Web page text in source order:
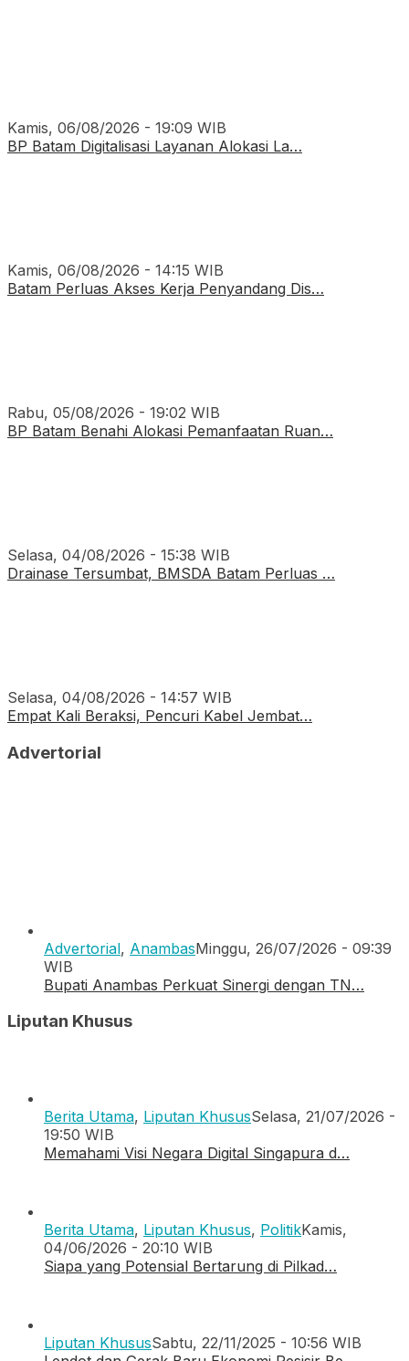
Kamis, 06/08/2026 - 19:09 WIB
BP Batam Digitalisasi Layanan Alokasi La…
Kamis, 06/08/2026 - 14:15 WIB
Batam Perluas Akses Kerja Penyandang Dis…
Rabu, 05/08/2026 - 19:02 WIB
BP Batam Benahi Alokasi Pemanfaatan Ruan…
Selasa, 04/08/2026 - 15:38 WIB
Drainase Tersumbat, BMSDA Batam Perluas …
Selasa, 04/08/2026 - 14:57 WIB
Empat Kali Beraksi, Pencuri Kabel Jembat…
Advertorial
Advertorial, AnambasMinggu, 26/07/2026 - 09:39
WIB
Bupati Anambas Perkuat Sinergi dengan TN…
Liputan Khusus
Berita Utama, Liputan KhususSelasa, 21/07/2026 -
19:50 WIB
Memahami Visi Negara Digital Singapura d…
Berita Utama, Liputan Khusus, PolitikKamis,
04/06/2026 - 20:10 WIB
Siapa yang Potensial Bertarung di Pilkad…
Liputan KhususSabtu, 22/11/2025 - 10:56 WIB